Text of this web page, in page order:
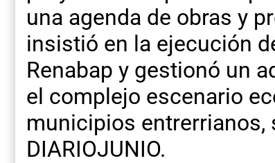
una agenda de obras y
insistió en la ejecución
Renabap y gestionó un
el complejo escenario
municipios entrerrianos,
DIARIOJUNIO.